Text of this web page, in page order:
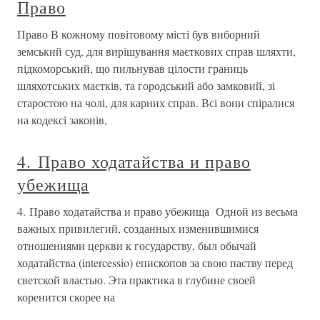
Право
Право В кожному повітовому місті був виборний
земський суд, для вирішування маєткових справ шляхти,
підкоморський, що пильнував цілости границь
шляхотських маєтків, та городський або замковий, зі
старостою на чолі, для карних справ. Всі вони спіралися
на кодексі законів,
4. Право ходатайства и право
убежища
4. Право ходатайства и право убежища Одной из весьма
важных привилегий, созданных изменившимися
отношениями церкви к государству, был обычай
ходатайства (intercessio) епископов за свою паству перед
светской властью. Эта практика в глубине своей
коренится скорее на